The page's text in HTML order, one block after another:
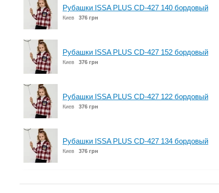
Рубашки ISSA PLUS CD-427 140 бордовый
Киев 376 грн
Рубашки ISSA PLUS CD-427 152 бордовый
Киев 376 грн
Рубашки ISSA PLUS CD-427 122 бордовый
Киев 376 грн
Рубашки ISSA PLUS CD-427 134 бордовый
Киев 376 грн